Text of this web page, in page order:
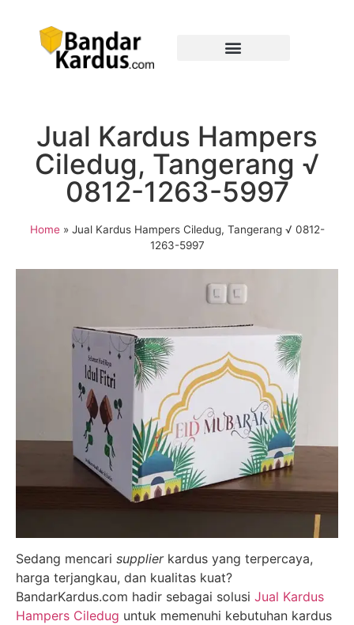
Jual Kardus Hampers
Ciledug, Tangerang √
0812-1263-5997
Home» Jual Kardus Hampers Ciledug, Tangerang √ 0812-
1263-5997
Sedang mencari supplierkardus yang terpercaya,
harga terjangkau, dan kualitas kuat?
BandarKardus.com hadir sebagai solusi Jual Kardus
Hampers Ciledug untuk memenuhi kebutuhan kardus